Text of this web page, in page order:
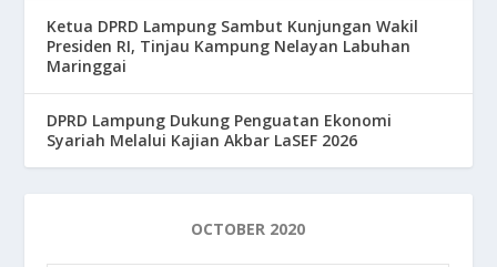
Ketua DPRD Lampung Sambut Kunjungan Wakil
Presiden RI, Tinjau Kampung Nelayan Labuhan
Maringgai
DPRD Lampung Dukung Penguatan Ekonomi
Syariah Melalui Kajian Akbar LaSEF 2026
OCTOBER 2020